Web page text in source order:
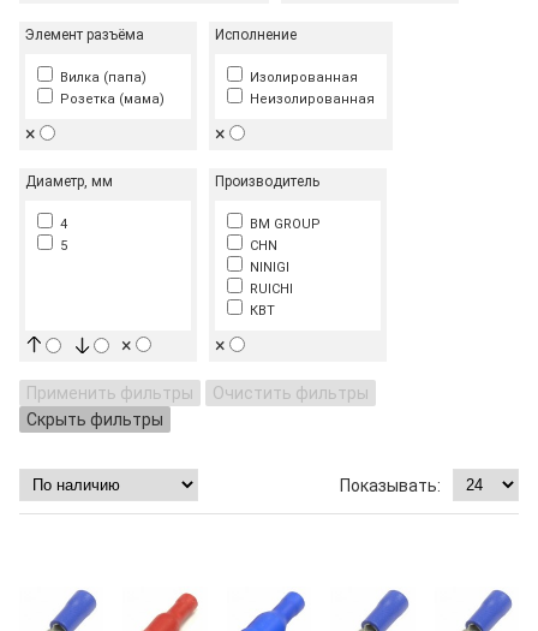
Элемент разъёма
Вилка (папа)
Розетка (мама)
×
Исполнение
Изолированная
Неизолированная
×
Диаметр, мм
4
5
×
Производитель
BM GROUP
CHN
NINIGI
RUICHI
КВТ
×
Применить фильтры
Очистить фильтры
Скрыть фильтры